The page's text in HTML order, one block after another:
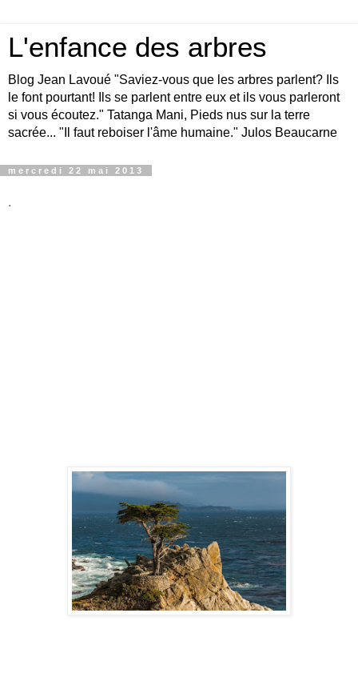
L'enfance des arbres
Blog Jean Lavoué "Saviez-vous que les arbres parlent? Ils
le font pourtant! Ils se parlent entre eux et ils vous parleront
si vous écoutez." Tatanga Mani, Pieds nus sur la terre
sacrée... "Il faut reboiser l'âme humaine." Julos Beaucarne
mercredi 22 mai 2013
.